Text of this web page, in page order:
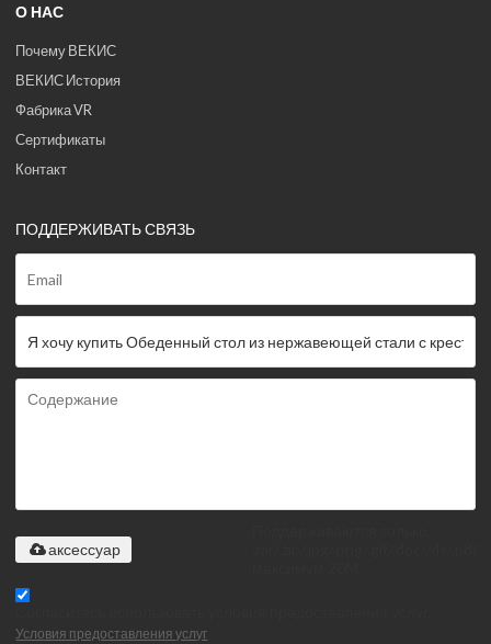
О НАС
Почему ВЕКИС
ВЕКИС История
Фабрика VR
Сертификаты
Контакт
ПОДДЕРЖИВАТЬ СВЯЗЬ
аксессуар
Условия предоставления услуг